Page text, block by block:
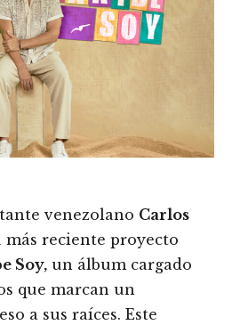
venezolano Carlos
más reciente proyecto
Soy, un álbum cargado
que marcan un
a sus raíces. Este